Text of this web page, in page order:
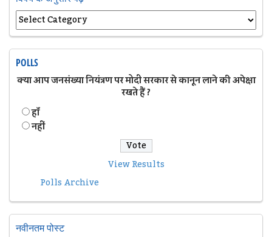
POLLS
क्या आप जनसंख्या नियंत्रण पर मोदी सरकार से कानून लाने की अपेक्षा
रखते हैं ?
हॉं
नहीं
View Results
Polls Archive
नवीनतम पोस्ट